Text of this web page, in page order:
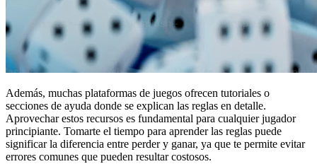
Además, muchas plataformas de juegos ofrecen tutoriales o
secciones de ayuda donde se explican las reglas en detalle.
Aprovechar estos recursos es fundamental para cualquier jugador
principiante. Tomarte el tiempo para aprender las reglas puede
significar la diferencia entre perder y ganar, ya que te permite evitar
errores comunes que pueden resultar costosos.